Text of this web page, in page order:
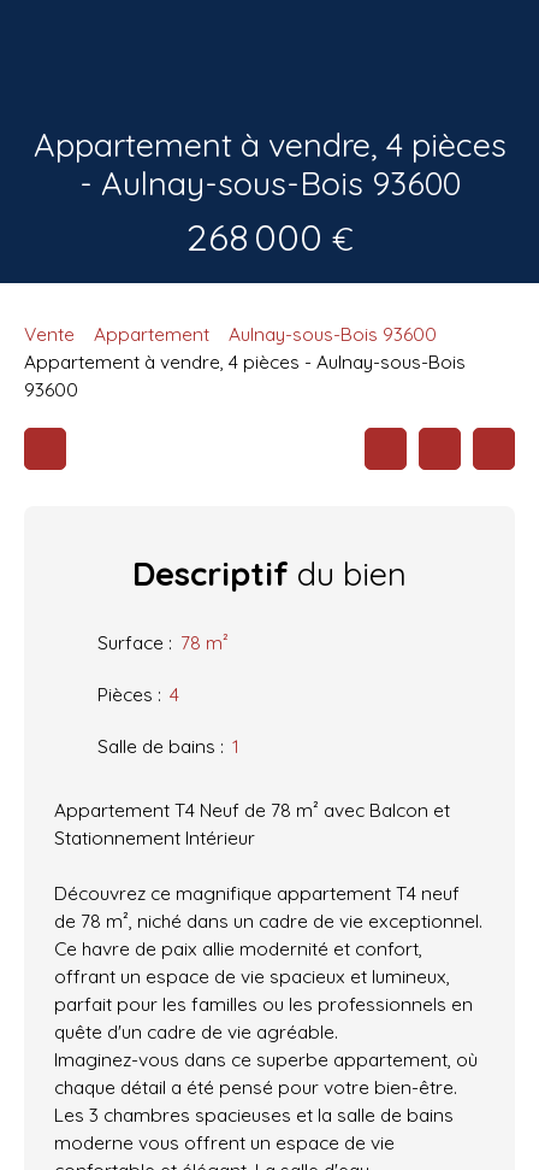
Appartement à vendre, 4 pièces
- Aulnay-sous-Bois 93600
268 000 €
Vente Appartement
Aulnay-sous-Bois 93600
Appartement à vendre, 4 pièces - Aulnay-sous-Bois
93600
Descriptif du bien
Surface : 78 m²
Pièces : 4
Salle de bains : 1
Appartement T4 Neuf de 78 m² avec Balcon et
Stationnement Intérieur
Découvrez ce magnifique appartement T4 neuf
de 78 m², niché dans un cadre de vie exceptionnel.
Ce havre de paix allie modernité et confort,
offrant un espace de vie spacieux et lumineux,
parfait pour les familles ou les professionnels en
quête d'un cadre de vie agréable.
Imaginez-vous dans ce superbe appartement, où
chaque détail a été pensé pour votre bien-être.
Les 3 chambres spacieuses et la salle de bains
moderne vous offrent un espace de vie